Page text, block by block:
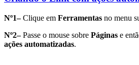
Nº1–Clique em Ferramentas no menu
Nº2–Passe o mouse sobre Páginas e
ações automatizadas.